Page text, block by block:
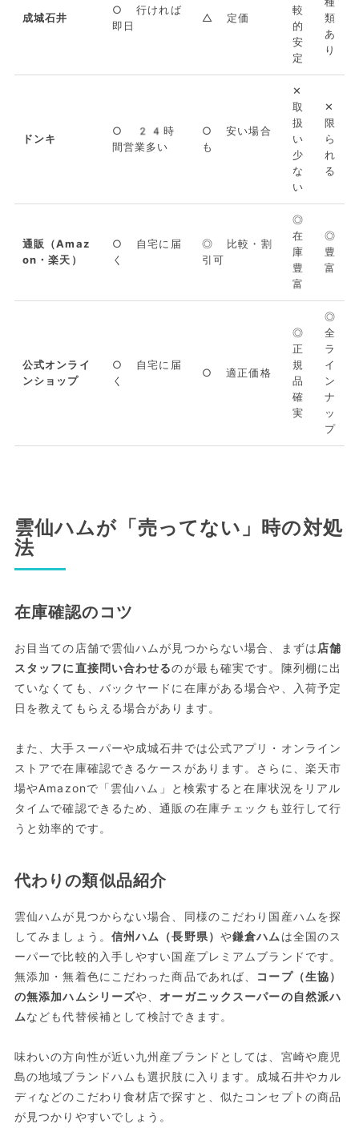
成城石井
○ 行ければ
即日
△ 定価
較
的
安
定
類
あ
り
ドンキ
○ 24時
間営業多い
○ 安い場合
も
✕
取
扱
い
少
な
い
✕
限
ら
れ
る
通販（Amaz
on・楽天）
○ 自宅に届
く
◎ 比較・割
引可
◎
在
庫
豊
富
◎
豊
富
公式オンライ
ンショップ
○ 自宅に届
く
○ 適正価格
◎
正
規
品
確
実
◎
全
ラ
イ
ン
ナ
ッ
プ
雲仙ハムが「売ってない」時の対処
法
在庫確認のコツ
お目当ての店舗で雲仙ハムが見つからない場合、まずは 店舗
スタッフに直接問い合わせるのが最も確実です。陳列棚に出
ていなくても、バックヤードに在庫がある場合や、入荷予定
日を教えてもらえる場合があります。
また、大手スーパーや成城石井では公式アプリ・オンライン
ストアで在庫確認できるケースがあります。さらに、楽天市
場やAmazonで「雲仙ハム」と検索すると在庫状況をリアル
タイムで確認できるため、通販の在庫チェックも並行して行
うと効率的です。
代わりの類似品紹介
雲仙ハムが見つからない場合、同様のこだわり国産ハムを探
してみましょう。 信州ハム（長野県） や鎌倉ハム は全国のス
ーパーで比較的入手しやすい国産プレミアムブランドです。
無添加・無着色にこだわった商品であれば、
コープ（生協）
の無添加ハムシリーズや、オーガニックスーパーの自然派ハ
ムなども代替候補として検討できます。
味わいの方向性が近い九州産ブランドとしては、宮崎や鹿児
島の地域ブランドハムも選択肢に入ります。成城石井やカル
ディなどのこだわり食材店で探すと、似たコンセプトの商品
が見つかりやすいでしょう。